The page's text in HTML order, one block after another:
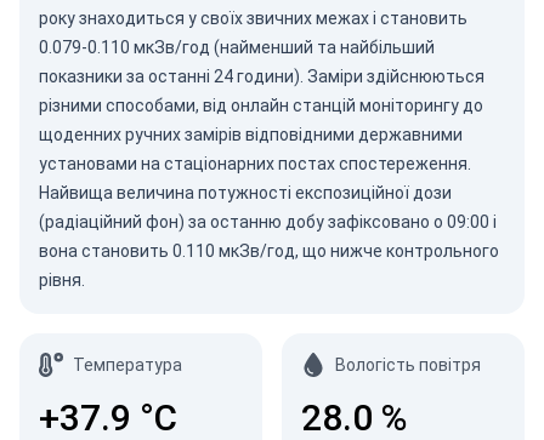
року знаходиться у своїх звичних межах і становить
0.079-0.110 мкЗв/год (найменший та найбільший
показники за останні 24 години). Заміри здійснюються
різними способами, від онлайн станцій моніторингу до
щоденних ручних замірів відповідними державними
установами на стаціонарних постах спостереження.
Найвища величина потужності експозиційної дози
(радіаційний фон) за останню добу зафіксовано о 09:00 і
вона становить 0.110 мкЗв/год, що нижче контрольного
рівня.
Температура
+37.9 °C
Вологість повітря
28.0 %